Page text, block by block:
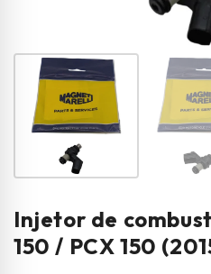
Injetor de
150 / PCX 150